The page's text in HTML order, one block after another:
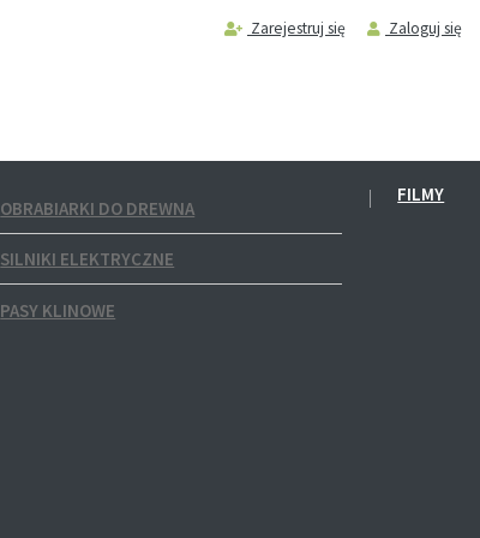
Zarejestruj się Zaloguj się
OBRABIARKI DO DREWNA
SILNIKI ELEKTRYCZNE
PASY KLINOWE
FILMY